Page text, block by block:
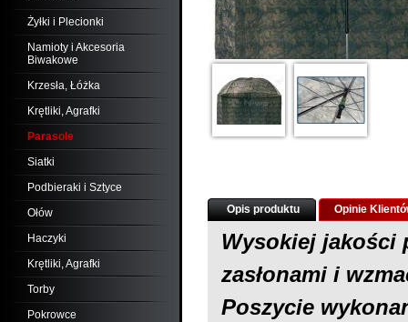
Żyłki i Plecionki
Namioty i Akcesoria
Biwakowe
Krzesła, Łóżka
Krętliki, Agrafki
Parasole
Siatki
Podbieraki i Sztyce
Ołów
Haczyki
Krętliki, Agrafki
Torby
Pokrowce
Opis produktu Opinie
Wysokiej jakości
zasłonami i
Poszycie